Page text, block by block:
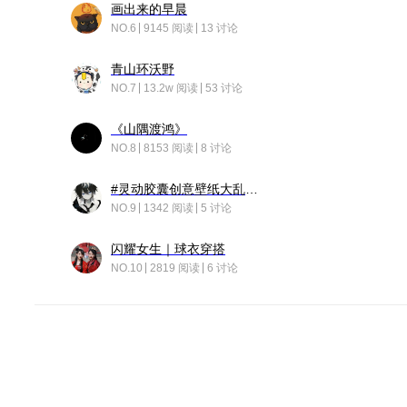
画出来的早晨
NO.6 9145 阅读 13 讨论
青山环沃野
NO.7 13.2w 阅读 53 讨论
《山隅渡鸿》
NO.8 8153 阅读 8 讨论
NO.9 1342 阅读 5 讨论
闪耀女生｜球衣穿搭
NO.10 2819 阅读 6 讨论